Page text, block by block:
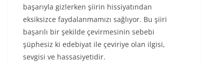
başarıyla gizlerken şiirin hissiyatından
eksiksizce faydalanmamızı sağlıyor. Bu şiiri
başarılı bir şekilde çevirmesinin sebebi
şüphesiz ki edebiyat ile çeviriye olan ilgisi,
sevgisi ve hassasiyetidir.